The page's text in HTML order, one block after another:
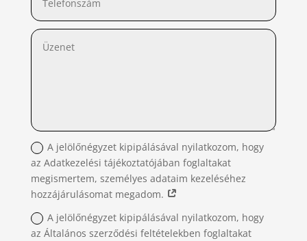
A jelölőnégyzet kipipálásával nyilatkozom, hogy
az Adatkezelési tájékoztatójában foglaltakat
megismertem, személyes adataim kezeléséhez
hozzájárulásomat megadom.
A jelölőnégyzet kipipálásával nyilatkozom, hogy
az Általános szerződési feltételekben foglaltakat